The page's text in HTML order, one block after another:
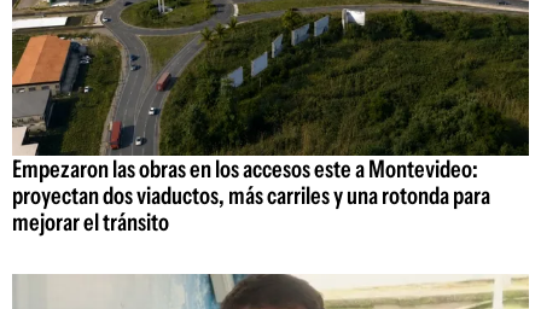
Empezaron las obras en los accesos este a Montevideo:
proyectan dos viaductos, más carriles y una rotonda para
mejorar el tránsito